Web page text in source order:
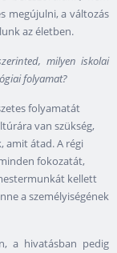
megújulni, a változás
az életben.
milyen iskolai
folyamat?
folyamatát
van szükség,
amit átad. A régi
fokozatát,
kellett
a személyiségének
a hivatásban pedig